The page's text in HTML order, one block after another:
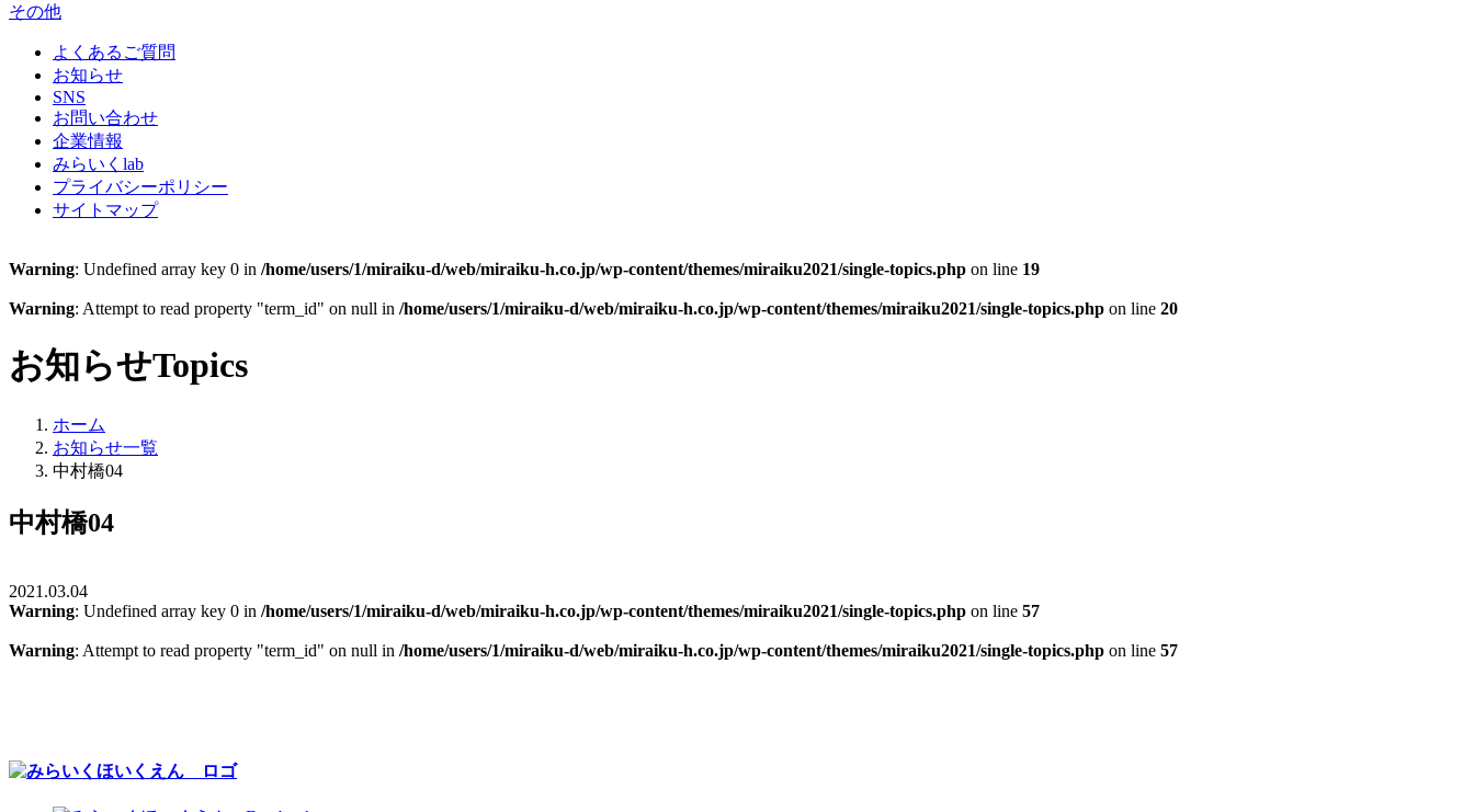
その他
よくあるご質問
お知らせ
SNS
お問い合わせ
企業情報
みらいくlab
プライバシーポリシー
サイトマップ
Warning: Undefined array key 0 in /home/users/1/miraiku-d/web/miraiku-h.co.jp/wp-content/themes/miraiku2021/single-topics.php on line 19
Warning: Attempt to read property "term_id" on null in /home/users/1/miraiku-d/web/miraiku-h.co.jp/wp-content/themes/miraiku2021/single-topics.php on line 20
お知らせTopics
ホーム
お知らせ一覧
中村橋04
中村橋04
2021.03.04
Warning: Undefined array key 0 in /home/users/1/miraiku-d/web/miraiku-h.co.jp/wp-content/themes/miraiku2021/single-topics.php on line 57
Warning: Attempt to read property "term_id" on null in /home/users/1/miraiku-d/web/miraiku-h.co.jp/wp-content/themes/miraiku2021/single-topics.php on line 57